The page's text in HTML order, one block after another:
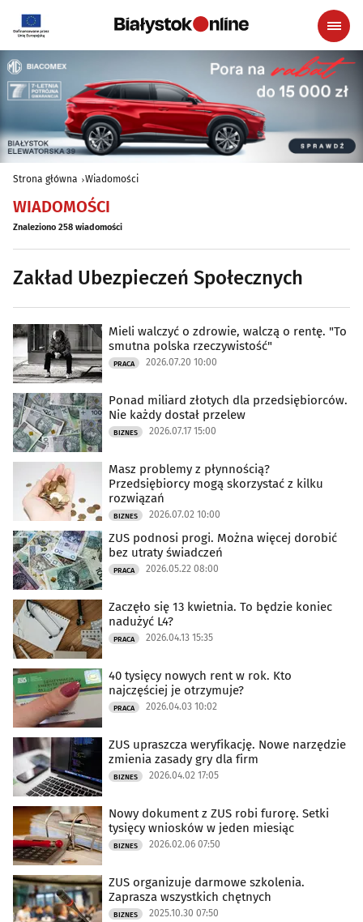
Strona główna Wiadomości
WIADOMOŚCI
Znaleziono 258 wiadomości
Zakład Ubezpieczeń Społecznych
Mieli walczyć o zdrowie, walczą o rentę. "To
smutna polska rzeczywistość"
PRACA 2026.07.20 10:00
Ponad miliard złotych dla przedsiębiorców.
Nie każdy dostał przelew
BIZNES 2026.07.17 15:00
Masz problemy z płynnością?
Przedsiębiorcy mogą skorzystać z kilku
rozwiązań
BIZNES 2026.07.02 10:00
ZUS podnosi progi. Można więcej dorobić
bez utraty świadczeń
PRACA 2026.05.22 08:00
Zaczęło się 13 kwietnia. To będzie koniec
nadużyć L4?
PRACA 2026.04.13 15:35
40 tysięcy nowych rent w rok. Kto
najczęściej je otrzymuje?
PRACA 2026.04.03 10:02
ZUS upraszcza weryfikację. Nowe narzędzie
zmienia zasady gry dla firm
BIZNES 2026.04.02 17:05
Nowy dokument z ZUS robi furorę. Setki
tysięcy wniosków w jeden miesiąc
BIZNES 2026.02.06 07:50
ZUS organizuje darmowe szkolenia.
Zaprasza wszystkich chętnych
BIZNES 2025.10.30 07:50